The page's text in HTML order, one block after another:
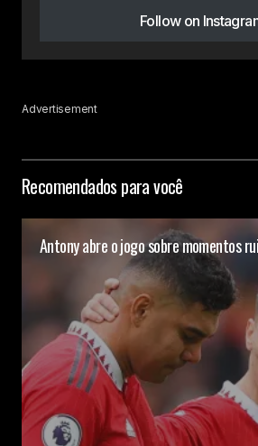
Follow on
Advertisement
Recomendados para você
Antony abre o jogo sobre momentos